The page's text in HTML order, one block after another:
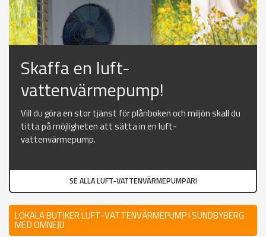
Skaffa en luft-
vattenvärmepump!
Vill du göra en stor tjänst för plånboken och miljön skall du
titta på möjligheten att sätta in en luft-
vattenvärmepump.
SE ALLA LUFT-VATTENVÄRMEPUMPAR!
LOKALA BUTIKER LUFT-VATTENVÄRMEPUMP I SUNDBYBERG
MED OMNEJD